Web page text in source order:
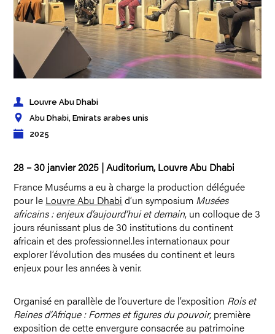
Louvre Abu Dhabi
Abu Dhabi, Emirats arabes unis
2025
28 – 30 janvier 2025 | Auditorium, Louvre Abu Dhabi
France Muséums a eu à charge la production déléguée
pour le Louvre Abu Dhabi d’un symposium Musées
africains : enjeux d’aujourd’hui et demain, un colloque de 3
jours réunissant plus de 30 institutions du continent
africain et des professionnel.les internationaux pour
explorer l’évolution des musées du continent et leurs
enjeux pour les années à venir.
Organisé en parallèle de l’ouverture de l’exposition Rois et
Reines d’Afrique : Formes et figures du pouvoir, première
exposition de cette envergure consacrée au patrimoine